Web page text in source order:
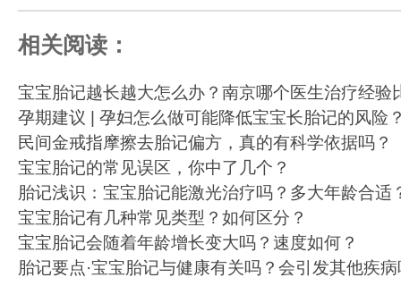
相关阅读：
宝宝胎记越长越大怎么办？南京哪个医生治疗经验
孕期建议 | 孕妇怎么做可能降低宝宝长胎记的风险
民间金戒指摩擦去胎记偏方，真的有科学依据吗？
宝宝胎记的常见误区，你中了几个？
胎记浅识：宝宝胎记能激光治疗吗？多大年龄合适
宝宝胎记有几种常见类型？如何区分？
宝宝胎记会随着年龄增长变大吗？速度如何？
胎记要点·宝宝胎记与健康有关吗？会引发其他疾